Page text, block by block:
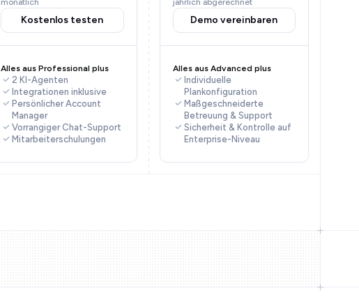
monatlich
Kostenlos testen
Alles aus Professional plus
2 KI-Agenten
Integrationen inklusive
Persönlicher Account
Manager
Vorrangiger Chat-Support
Mitarbeiterschulungen
jährlich abgerechnet
Demo vereinbaren
Alles aus Advanced plus
Individuelle
Plankonfiguration
Maßgeschneiderte
Betreuung & Support
Sicherheit & Kontrolle auf
Enterprise-Niveau